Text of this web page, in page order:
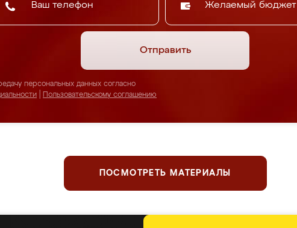
Желаемый бюджет
Отправить
персональных данных согласно
Пользовательскому соглашению
ПОСМОТРЕТЬ МАТЕРИАЛЫ